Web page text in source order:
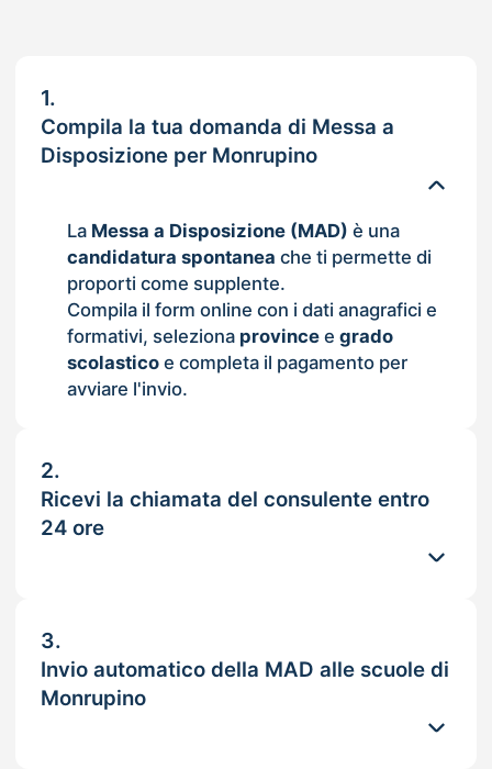
1.
Compila la tua domanda di Messa a
Disposizione per Monrupino
La Messa a Disposizione (MAD) è una
candidatura spontanea che ti permette di
proporti come supplente.
Compila il form online con i dati anagrafici e
formativi, seleziona provincee grado
scolasticoe completa il pagamento per
avviare l'invio.
2.
Ricevi la chiamata del consulente entro
24 ore
3.
Invio automatico della MAD alle scuole di
Monrupino